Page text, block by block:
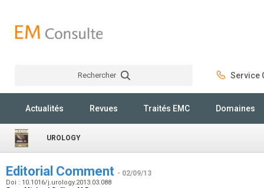
Rechercher Service
Actualités Revues Traités EMC Domaines
UROLOGY
Editorial Comment - 02/09/13
Doi : 10.1016/j.urology.2013.03.088